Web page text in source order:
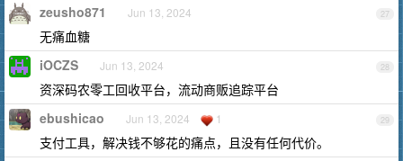
27
zeusho871 Jun 13, 2024
无痛血糖
28
iOCZS Jun 13, 2024
资深码农零工回收平台，流动商贩追踪平台
29
ebushicao Jun 13, 2024 1
支付工具，解决钱不够花的痛点，且没有任何代价。